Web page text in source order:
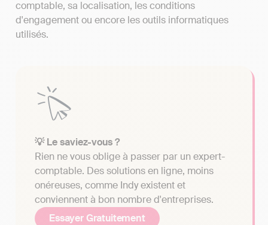
comptable, sa localisation, les conditions
d'engagement ou encore les outils informatiques
utilisés.
💡 Le saviez-vous ?
Rien ne vous oblige à passer par un expert-
comptable. Des solutions en ligne, moins
onéreuses, comme Indy existent et
conviennent à bon nombre d'entreprises.
Essayer Gratuitement